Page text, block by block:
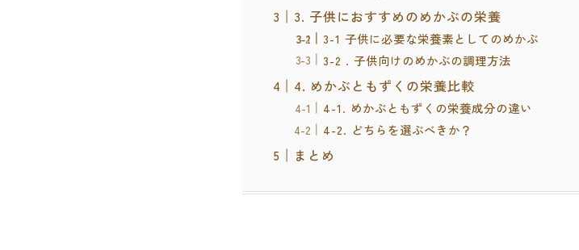
3. 子供におすすめのめかぶの栄養
3-1 子供に必要な栄養素としてのめかぶ
3-2 . 子供向けのめかぶの調理方法
4. めかぶともずくの栄養比較
4-1. めかぶともずくの栄養成分の違い
4-2. どちらを選ぶべきか？
まとめ